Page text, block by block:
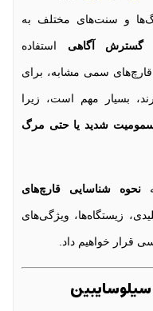
و سنت‌های مختلف به
گسترش آگاهی استفاده
سمی مشابه، برای
بسیار مهم است، زیرا
شدید یا حتی مرگ
نحوه شناسایی قارچ‌های
زیستگاه‌ها، ویژگی‌های
قرار خواهیم داد.